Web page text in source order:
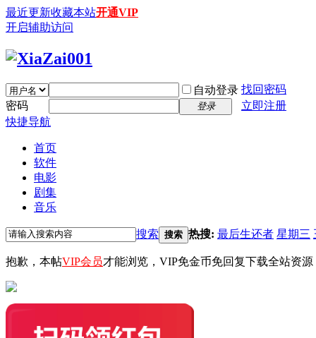
最近更新收藏本站开通VIP
开启辅助访问
自动登录 找回密码
密码
登录
立即注册
快捷导航
首页
软件
电影
剧集
音乐
搜索 搜索 热搜: 最后生还者 星期三
抱歉，本帖VIP会员才能浏览，VIP免金币免回复下载全站资源